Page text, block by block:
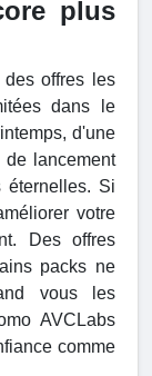
plus
offres les
dans le
d'une
lancement
éternelles. Si
votre
Des offres
packs ne
vous les
AVCLabs
comme